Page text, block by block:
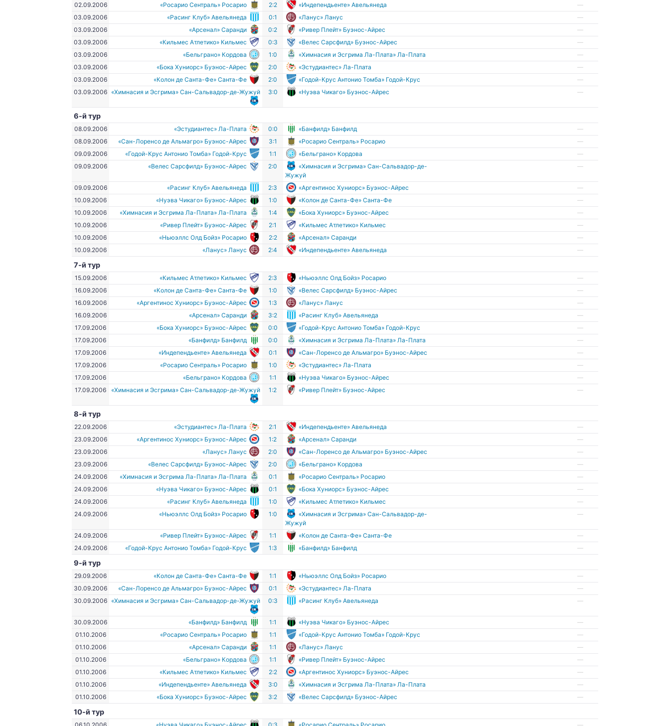
02.09.2006
«Росарио Сентраль» Росарио 2:2 «Индепендьенте» Авельянеда
—
03.09.2006
«Расинг Клуб» Авельянеда 0:1 «Ланус» Ланус
—
03.09.2006
«Арсенал» Саранди 0:2 «Ривер Плейт» Буэнос-Айрес
—
03.09.2006
«Кильмес Атлетико» Кильмес 0:3 «Велес Сарсфилд» Буэнос-Айрес
—
03.09.2006
«Бельграно» Кордова 1:0 «Химнасия и Эсгрима Ла-Плата» Ла-Плата
—
03.09.2006
«Бока Хуниорс» Буэнос-Айрес 2:0 «Эстудиантес» Ла-Плата
—
03.09.2006
«Колон де Санта-Фе» Санта-Фе 2:0 «Годой-Крус Антонио Томба» Годой-Крус
—
03.09.2006 «Химнасия и Эсгрима» Сан-Сальвадор-де-Жужуй 3:0 «Нуэва Чикаго» Буэнос-Айрес —
6-й тур
08.09.2006 «Эстудиантес» Ла-Плата 0:0 «Банфилд» Банфилд
—
08.09.2006
«Сан-Лоренсо де Альмагро» Буэнос-Айрес 3:1 «Росарио Сентраль» Росарио
—
09.09.2006
«Годой-Крус Антонио Томба» Годой-Крус 1:1 «Бельграно» Кордова
—
09.09.2006
«Велес Сарсфилд» Буэнос-Айрес 2:0
«Химнасия и Эсгрима» Сан-Сальвадор-де-
Жужуй
—
09.09.2006 «Расинг Клуб» Авельянеда 2:3 «Аргентинос Хуниорс» Буэнос-Айрес
—
10.09.2006
«Нуэва Чикаго» Буэнос-Айрес 1:0 «Колон де Санта-Фе» Санта-Фе
—
10.09.2006
«Химнасия и Эсгрима Ла-Плата» Ла-Плата 1:4 «Бока Хуниорс» Буэнос-Айрес
—
10.09.2006
«Ривер Плейт» Буэнос-Айрес 2:1 «Кильмес Атлетико» Кильмес
—
10.09.2006
«Ньюэллс Олд Бойз» Росарио 2:2 «Арсенал» Саранди
—
10.09.2006
«Ланус» Ланус 2:4 «Индепендьенте» Авельянеда —
7-й тур
15.09.2006 «Кильмес Атлетико» Кильмес 2:3 «Ньюэллс Олд Бойз» Росарио
—
16.09.2006
«Колон де Санта-Фе» Санта-Фе 1:0 «Велес Сарсфилд» Буэнос-Айрес
—
16.09.2006
«Аргентинос Хуниорс» Буэнос-Айрес 1:3 «Ланус» Ланус
—
16.09.2006
«Арсенал» Саранди 3:2 «Расинг Клуб» Авельянеда
—
17.09.2006
«Бока Хуниорс» Буэнос-Айрес 0:0 «Годой-Крус Антонио Томба» Годой-Крус
—
17.09.2006
«Банфилд» Банфилд 0:0 «Химнасия и Эсгрима Ла-Плата» Ла-Плата
—
17.09.2006
«Индепендьенте» Авельянеда 0:1 «Сан-Лоренсо де Альмагро» Буэнос-Айрес
—
17.09.2006
«Росарио Сентраль» Росарио 1:0 «Эстудиантес» Ла-Плата
—
17.09.2006
«Бельграно» Кордова 1:1 «Нуэва Чикаго» Буэнос-Айрес
—
17.09.2006
«Химнасия и Эсгрима» Сан-Сальвадор-де-Жужуй 1:2 «Ривер Плейт» Буэнос-Айрес —
8-й тур
22.09.2006 «Эстудиантес» Ла-Плата 2:1 «Индепендьенте» Авельянеда
—
23.09.2006
«Аргентинос Хуниорс» Буэнос-Айрес 1:2 «Арсенал» Саранди
—
23.09.2006
«Ланус» Ланус 2:0 «Сан-Лоренсо де Альмагро» Буэнос-Айрес
—
23.09.2006
«Велес Сарсфилд» Буэнос-Айрес 2:0 «Бельграно» Кордова
—
24.09.2006
«Химнасия и Эсгрима Ла-Плата» Ла-Плата 0:1 «Росарио Сентраль» Росарио
—
24.09.2006
«Нуэва Чикаго» Буэнос-Айрес 0:1 «Бока Хуниорс» Буэнос-Айрес
—
24.09.2006
«Расинг Клуб» Авельянеда 1:0 «Кильмес Атлетико» Кильмес
—
24.09.2006
«Ньюэллс Олд Бойз» Росарио 1:0
«Химнасия и Эсгрима» Сан-Сальвадор-де-
Жужуй
—
24.09.2006 «Ривер Плейт» Буэнос-Айрес 1:1 «Колон де Санта-Фе» Санта-Фе
—
24.09.2006
«Годой-Крус Антонио Томба» Годой-Крус 1:3 «Банфилд» Банфилд —
9-й тур
29.09.2006 «Колон де Санта-Фе» Санта-Фе 1:1 «Ньюэллс Олд Бойз» Росарио
—
30.09.2006
«Сан-Лоренсо де Альмагро» Буэнос-Айрес 0:1 «Эстудиантес» Ла-Плата
—
30.09.2006 «Химнасия и Эсгрима» Сан-Сальвадор-де-Жужуй 0:3 «Расинг Клуб» Авельянеда —
30.09.2006 «Банфилд» Банфилд 1:1 «Нуэва Чикаго» Буэнос-Айрес
—
01.10.2006
«Росарио Сентраль» Росарио 1:1 «Годой-Крус Антонио Томба» Годой-Крус
—
01.10.2006
«Арсенал» Саранди 1:1 «Ланус» Ланус
—
01.10.2006
«Бельграно» Кордова 1:1 «Ривер Плейт» Буэнос-Айрес
—
01.10.2006
«Кильмес Атлетико» Кильмес 2:2 «Аргентинос Хуниорс» Буэнос-Айрес
—
01.10.2006
«Индепендьенте» Авельянеда 3:0 «Химнасия и Эсгрима Ла-Плата» Ла-Плата
—
01.10.2006
«Бока Хуниорс» Буэнос-Айрес 3:2 «Велес Сарсфилд» Буэнос-Айрес —
10-й тур